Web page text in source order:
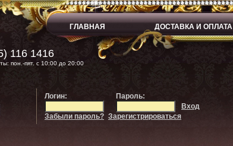
ГЛАВНАЯ ДОСТАВКА И ОПЛАТА
116 1416
пон.-пят. с 10:00 до 20:00
Логин:
Пароль:
Вход
Забыли пароль? Зарегистрироваться